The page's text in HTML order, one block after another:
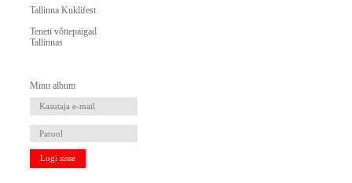
Tallinna Kuklifest
Teneti võttepaigad
Tallinnas
Minu album
Logi sisse